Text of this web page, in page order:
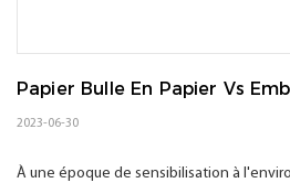
Papier Bulle En Papier Vs
2023-06-30
À une époque de sensibilisation à